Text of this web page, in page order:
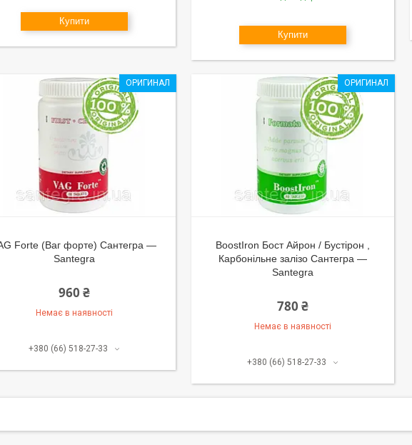
Купити
Купити
ОРИГИНАЛ
Forte (Ваг форте) Сантегра —
Santegra
960 ₴
Немає в наявності
+380 (66) 518-27-33
ОРИГИНАЛ
BoostIron Бост Айрон / Бустірон ,
Карбонільне залізо Сантегра —
Santegra
780 ₴
Немає в наявності
+380 (66) 518-27-33